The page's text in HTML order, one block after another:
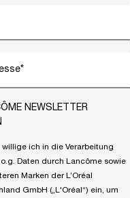
*
NEWSLETTER
willige ich in die Verarbeitung
Daten durch Lancôme sowie
Marken der L’Oréal
GmbH („L'Oréal“) ein, um